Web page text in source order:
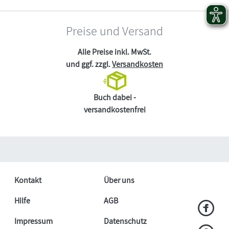
Preise und Versand
Alle Preise inkl. MwSt.
und ggf. zzgl.Versandkosten
Buch dabei -
versandkostenfrei
Kontakt
Über uns
Hilfe
AGB
Impressum
Datenschutz